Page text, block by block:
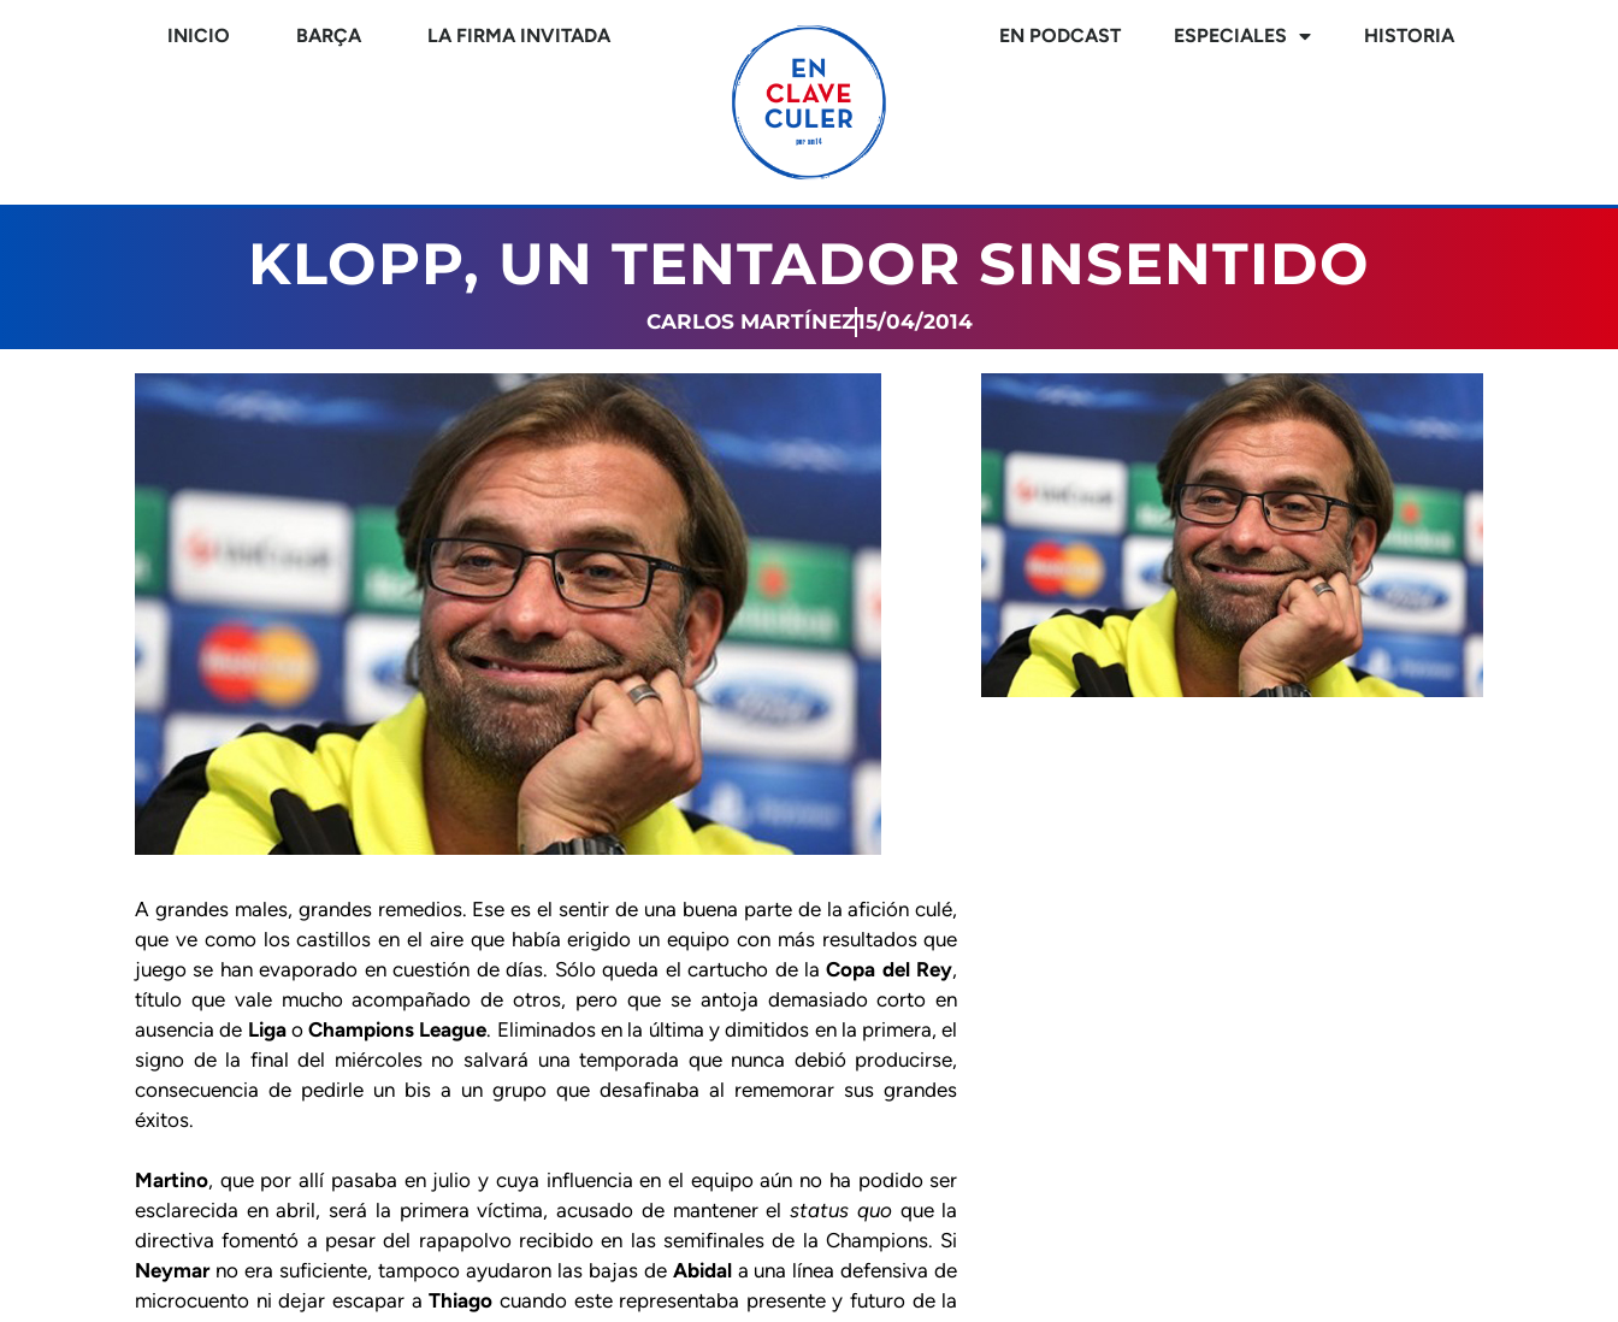
INICIO BARÇA LA FIRMA INVITADA EN PODCAST ESPECIALES HISTORIA
KLOPP, UN TENTADOR SINSENTIDO
CARLOS MARTÍNEZ15/04/2014
A grandes males, grandes remedios. Ese es el sentir de una buena parte de la afición culé,
que ve como los castillos en el aire que había erigido un equipo con más resultados que
juego se han evaporado en cuestión de días. Sólo queda el cartucho de laCopa del Rey,
título que vale mucho acompañado de otros, pero que se antoja demasiado corto en
ausencia de LigaoChampions League. Eliminados en la última y dimitidos en la primera, el
signo de la final del miércoles no salvará una temporada que nunca debió producirse,
consecuencia de pedirle un bis a un grupo que desafinaba al rememorar sus grandes
éxitos.
Martino, que por allí pasaba en julio y cuya influencia en el equipo aún no ha podido ser
esclarecida en abril, será la primera víctima, acusado de mantener elstatus quoque la
directiva fomentó a pesar del rapapolvo recibido en las semifinales de la Champions. Si
Neymarno era suficiente, tampoco ayudaron las bajas de Abidala una línea defensiva de
microcuento ni dejar escapar aThiago cuando este representaba presente y futuro de la